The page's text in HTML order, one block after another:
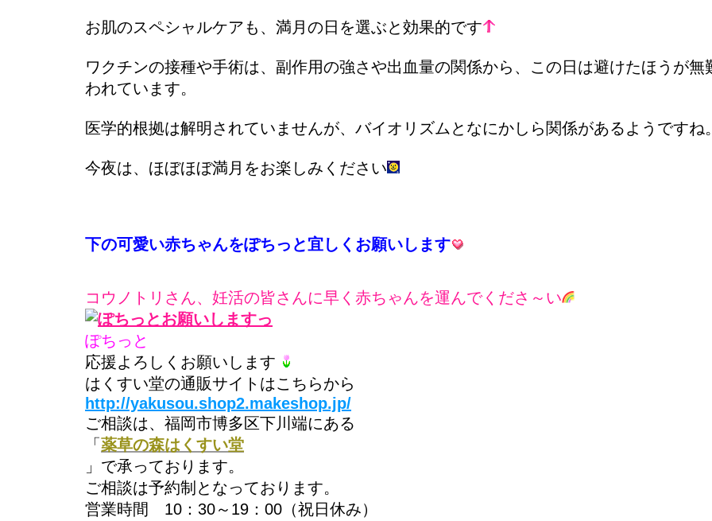
お肌のスペシャルケアも、満月の日を選ぶと効果的です
ワクチンの接種や手術は、副作用の強さや出血量の関係から、この日は避けたほうが無
われています。
医学的根拠は解明されていませんが、バイオリズムとなにかしら関係があるようですね
今夜は、ほぼほぼ満月をお楽しみください
下の可愛い赤ちゃんをぽちっと宜しくお願いします
コウノトリさん、妊活の皆さんに早く赤ちゃんを運んでくださ～い
ぽちっと
応援よろしくお願いします
はくすい堂の通販サイトはこちらから
http://yakusou.shop2.makeshop.jp/
ご相談は、福岡市博多区下川端にある
「 薬草の森はくすい堂
」で承っております。
ご相談は予約制となっております。
営業時間 10：30～19：00（祝日休み）